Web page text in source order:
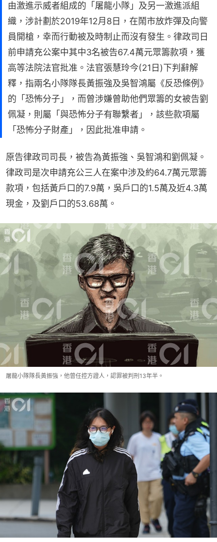
由激進示威者組成的「屠龍小隊」及另一激進派組
織，涉計劃於2019年12月8日，在鬧市放炸彈及向警
員開槍，幸而行動被及時制止而沒有發生。律政司日
前申請充公案中其中3名被告67.4萬元眾籌款項，獲
高等法院法官批准。法官張慧玲今(21日)下判辭解
釋，指兩名小隊隊長黃振強及吳智鴻屬《反恐條例》
的「恐怖分子」，而曾涉嫌曾助他們眾籌的女被告劉
佩凝，則屬「與恐怖分子有聯繫者」，該些款項屬
「恐怖分子財產」，因此批准申請。
原告律政司司長，被告為黃振強、吳智鴻和劉佩凝。
律政司是次申請充公三人在案中涉及約64.7萬元眾籌
款項，包括黃戶口的7.9萬，吳戶口的1.5萬及近4.3萬
現金，及劉戶口的53.68萬。
屠龍小隊隊長黃振強，他曾任控方證人，認罪被判刑13年半。